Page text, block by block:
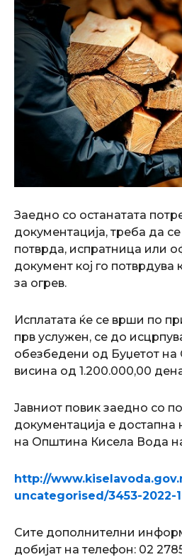
Заедно со останатата
документација, треба да
потврда, испратница или
документ кој го потврдува
за огрев.
Исплатата ќе се врши по
прв услужен, се до
обезбедени од Буџетот на
висина од 1.200.000,00
Јавниот повик заедно со
документација е достапна
на Општина Кисела Вода
http://
uncategorised/3453-2022-
Сите дополнителни
добијат на телефон: 02